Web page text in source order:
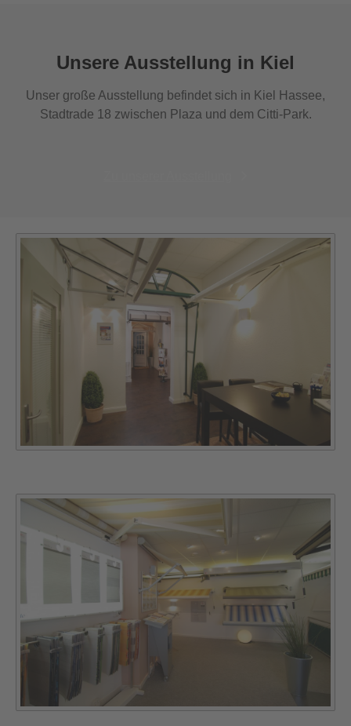
Unsere Ausstellung in Kiel
Unser große Ausstellung befindet sich in Kiel Hassee,
Stadtrade 18 zwischen Plaza und dem Citti-Park.